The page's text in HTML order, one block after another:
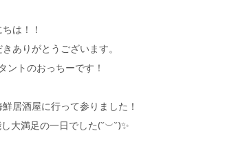
は！！
ありがとうございます。
ントのおっちーです！
居酒屋に行って参りました！
大満足の一日でした(˘︶˘)✨